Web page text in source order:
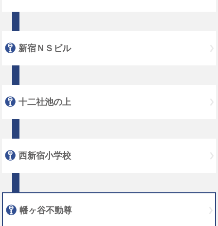
新宿ＮＳビル
十二社池の上
西新宿小学校
幡ヶ谷不動尊